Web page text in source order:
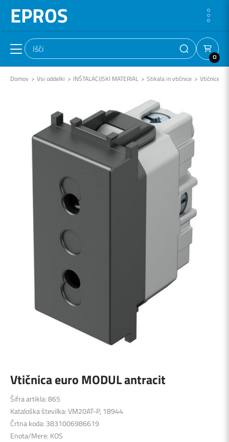
EPROS
0
Domov Vsi oddelki INŠTALACIJSKI MATERIAL Stikala in vtičnice Vtičnice
Vtičnica euro MODUL antracit
Šifra artikla: 865
Kataloška številka: VM20AT-P, 18944
Črtna koda: 3831006986619
Enota/Mere: KOS